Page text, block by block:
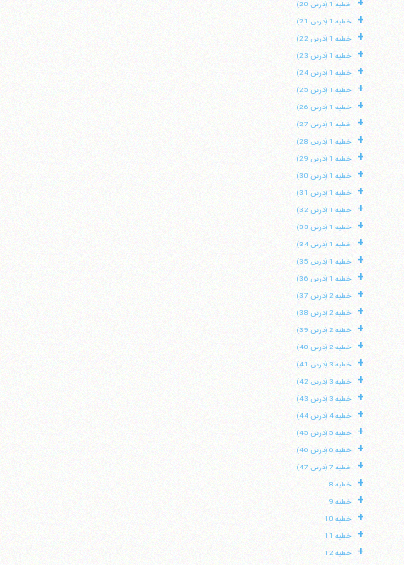
خطبه 1 (درس 20)
+ خطبه 1 (درس 21)
+ خطبه 1 (درس 22)
+ خطبه 1 (درس 23)
+ خطبه 1 (درس 24)
+ خطبه 1 (درس 25)
+ خطبه 1 (درس 26)
+ خطبه 1 (درس 27)
+ خطبه 1 (درس 28)
+ خطبه 1 (درس 29)
+ خطبه 1 (درس 30)
+ خطبه 1 (درس 31)
+ خطبه 1 (درس 32)
+ خطبه 1 (درس 33)
+ خطبه 1 (درس 34)
+ خطبه 1 (درس 35)
+ خطبه 1 (درس 36)
+ خطبه 2 (درس 37)
+ خطبه 2 (درس 38)
+ خطبه 2 (درس 39)
+ خطبه 2 (درس 40)
+ خطبه 3 (درس 41)
+ خطبه 3 (درس 42)
+ خطبه 3 (درس 43)
+ خطبه 4 (درس 44)
+ خطبه 5 (درس 45)
+ خطبه 6 (درس 46)
+ خطبه 7 (درس 47)
+ خطبه 8
+ خطبه 9
+ خطبه 10
+ خطبه 11
+ خطبه 12